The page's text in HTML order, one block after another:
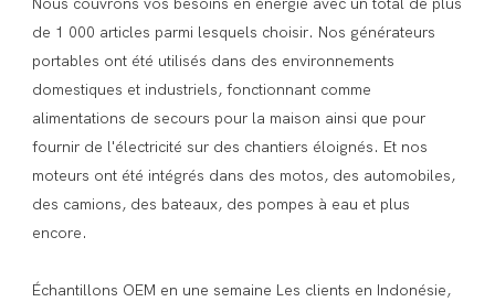
Nous couvrons vos besoins en énergie avec un total de plus
de 1 000 articles parmi lesquels choisir. Nos générateurs
portables ont été utilisés dans des environnements
domestiques et industriels, fonctionnant comme
alimentations de secours pour la maison ainsi que pour
fournir de l'électricité sur des chantiers éloignés. Et nos
moteurs ont été intégrés dans des motos, des automobiles,
des camions, des bateaux, des pompes à eau et plus
encore.
Échantillons OEM en une semaine Les clients en Indonésie,